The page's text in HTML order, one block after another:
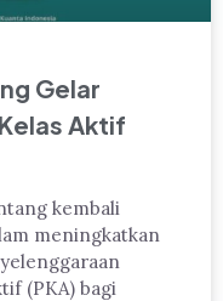
Gelar
Aktif
kembali
meningkatkan
(PKA) bagi